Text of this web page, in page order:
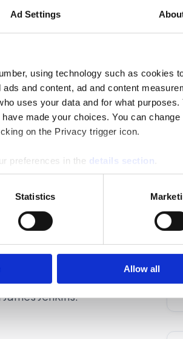
Ad Settings
using technology such as cookies
and content, ad and content
uses your data and for what purposes.
made your choices. You can change
on the Privacy trigger icon.
preferences in the details section
and analytics partners who may
from your use of their services.
Statistics
Allow all
passerade 700
Jenkins.